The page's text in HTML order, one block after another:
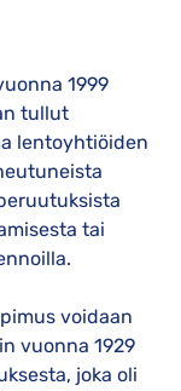
1999
tullut
lentoyhtiöiden
tai
voidaan
vuonna 1929
joka oli